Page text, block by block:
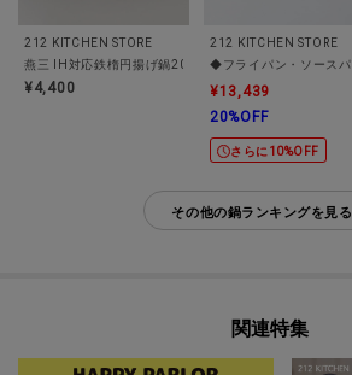
212 KITCHEN STORE
燕三 IH対応鉄楕円揚げ鍋20×17cm 温度計付
¥4,400
212 KITCHEN STORE
¥13,439
20%OFF
さらに10%OFF
その他の鍋ランキングを見る
関連特集